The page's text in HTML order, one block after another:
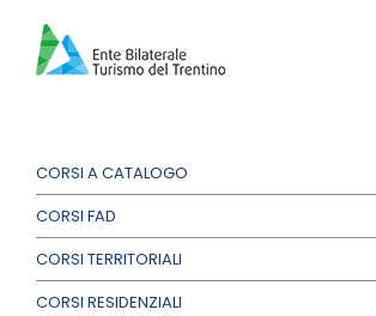
contenuto
CORSI A CATALOGO
CORSI FAD
CORSI TERRITORIALI
CORSI RESIDENZIALI